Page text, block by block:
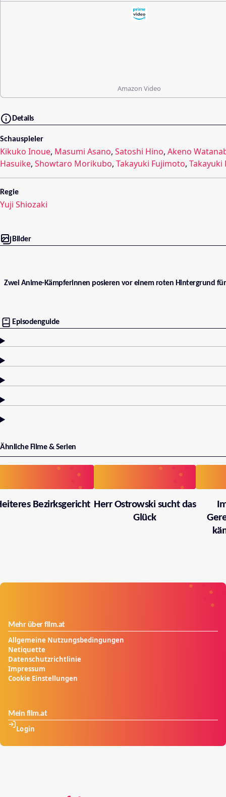
Amazon Video
Details
Schauspieler
Kikuko Inoue, Masumi Asano, Satoshi Hino, Akeno
Hasuike, Showtaro Morikubo, Takayuki Fujimoto, Takayuki
Regie
Yuji Shiozaki
Bilder
Zwei Anime-Kämpferinnen posieren vor einem roten Hintergrund für
Episodenguide
Ähnliche Filme & Serien
Bezirksgericht Herr Ostrowski sucht das
Glück
Mehr über film.at
Allgemeine Nutzungsbedingungen
Netiquette
Datenschutzrichtlinie
Impressum
Cookie Einstellungen
Mein film.at
Login